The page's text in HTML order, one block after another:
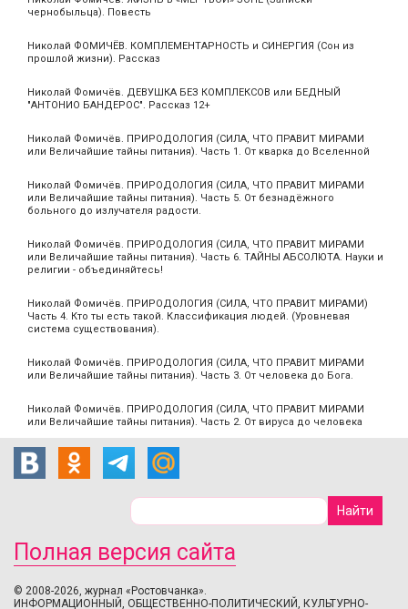
чернобыльца). Повесть
Николай ФОМИЧЁВ. КОМПЛЕМЕНТАРНОСТЬ и СИНЕРГИЯ (Сон из
прошлой жизни). Рассказ
Николай Фомичёв. ДЕВУШКА БЕЗ КОМПЛЕКСОВ или БЕДНЫЙ
"АНТОНИО БАНДЕРОС". Рассказ 12+
Николай Фомичёв. ПРИРОДОЛОГИЯ (СИЛА, ЧТО ПРАВИТ МИРАМИ
или Величайшие тайны питания). Часть 1. От кварка до Вселенной
Николай Фомичёв. ПРИРОДОЛОГИЯ (СИЛА, ЧТО ПРАВИТ МИРАМИ
или Величайшие тайны питания). Часть 5. От безнадёжного
больного до излучателя радости.
Николай Фомичёв. ПРИРОДОЛОГИЯ (СИЛА, ЧТО ПРАВИТ МИРАМИ
или Величайшие тайны питания). Часть 6. ТАЙНЫ АБСОЛЮТА. Науки и
религии - объединяйтесь!
Николай Фомичёв. ПРИРОДОЛОГИЯ (СИЛА, ЧТО ПРАВИТ МИРАМИ)
Часть 4. Кто ты есть такой. Классификация людей. (Уровневая
система существования).
Николай Фомичёв. ПРИРОДОЛОГИЯ (СИЛА, ЧТО ПРАВИТ МИРАМИ
или Величайшие тайны питания). Часть 3. От человека до Бога.
Николай Фомичёв. ПРИРОДОЛОГИЯ (СИЛА, ЧТО ПРАВИТ МИРАМИ
или Величайшие тайны питания). Часть 2. От вируса до человека
Полная версия сайта
© 2008-2026, журнал «Ростовчанка».
ИНФОРМАЦИОННЫЙ, ОБЩЕСТВЕННО-ПОЛИТИЧЕСКИЙ, КУЛЬТУРНО-